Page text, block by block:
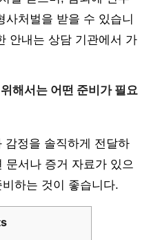
사처벌을 받을 수 있습니
안내는 상담 기관에서 가
해서는 어떤 준비가 필요
감정을 솔직하게 전달하
문서나 증거 자료가 있으
하는 것이 좋습니다.